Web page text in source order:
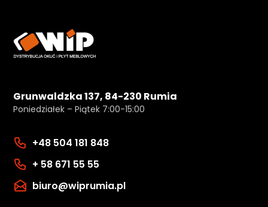
Grunwaldzka 137, 84-230 Rumia
Poniedziałek – Piątek 7:00-15:00
+48 504 181 848
+ 58 671 55 55
biuro@wiprumia.pl